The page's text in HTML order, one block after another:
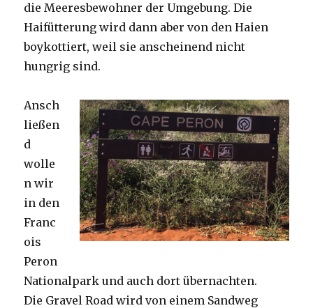
die Meeresbewohner der Umgebung. Die
Haifütterung wird dann aber von den Haien
boykottiert, weil sie anscheinend nicht
hungrig sind.
Ansch
ließen
d
wolle
n wir
in den
Franc
ois
Peron
Nationalpark und auch dort übernachten.
Die Gravel Road wird von einem Sandweg